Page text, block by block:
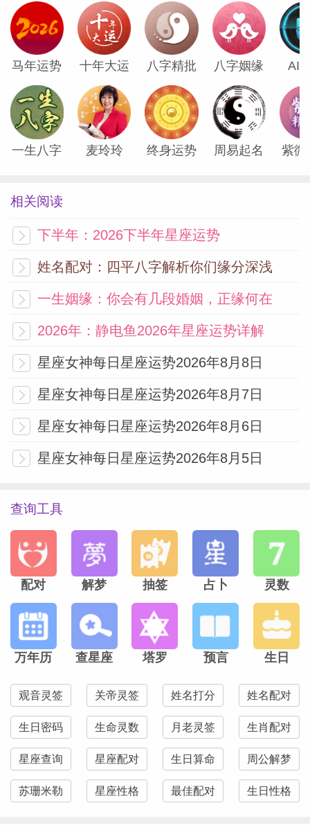
星座女神水瓶座2025年12月运势
在工作方面本月，你在工作方面的运势中等
偏上，整体上你的工作节奏还是比较舒适
的，虽然偶有小插曲出现，但不会给你带来
实质性的阻碍。不过在钱这方面，部分朋友
可能拿不到...[阅读全文]
在工作方面本月，你在工作方面的运势呈上
升趋势，在事业中你善于展示与表达自己，
容易获得外界尤其是公众的关注与认可，部
分朋友会迎来明显的事业上升期！上旬，你
在职场中... [阅读全文]
星座女神
星座女神
马年运势 十年大运 八字精批 八字姻缘 AI
一生八字 麦玲玲 终身运势 周易起名 紫微
相关阅读
下半年：2026下半年星座运势
姓名配对：四平八字解析你们缘分深浅
一生姻缘：你会有几段婚姻，正缘何在
2026年：静电鱼2026年星座运势详解
星座女神每日星座运势2026年8月8日
星座女神每日星座运势2026年8月7日
星座女神每日星座运势2026年8月6日
星座女神每日星座运势2026年8月5日
查询工具
配对 解梦 抽签 占卜 灵数
万年历 查星座 塔罗 预言 生日
观音灵签 关帝灵签 姓名打分 姓名配对
生日密码 生命灵数 月老灵签 生肖配对
星座查询 星座配对 生日算命 周公解梦
苏珊米勒 星座性格 最佳配对 生日性格